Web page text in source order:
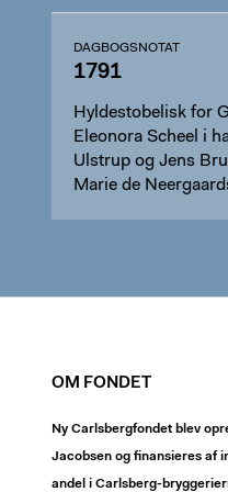
DAGBOGSNOTAT
1791
Hyldestobelisk for
Eleonora Scheel i
Ulstrup og Jens
Marie de
OM FONDET
Ny Carlsbergfondet blev
Jacobsen og finansieres af
andel i Carlsberg-